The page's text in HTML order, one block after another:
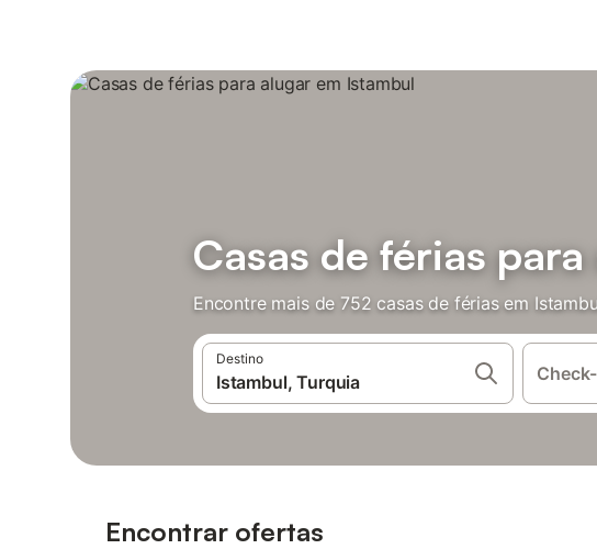
Casas de férias
Encontre mais de 752 casas de férias em
Destino
Encontrar ofertas